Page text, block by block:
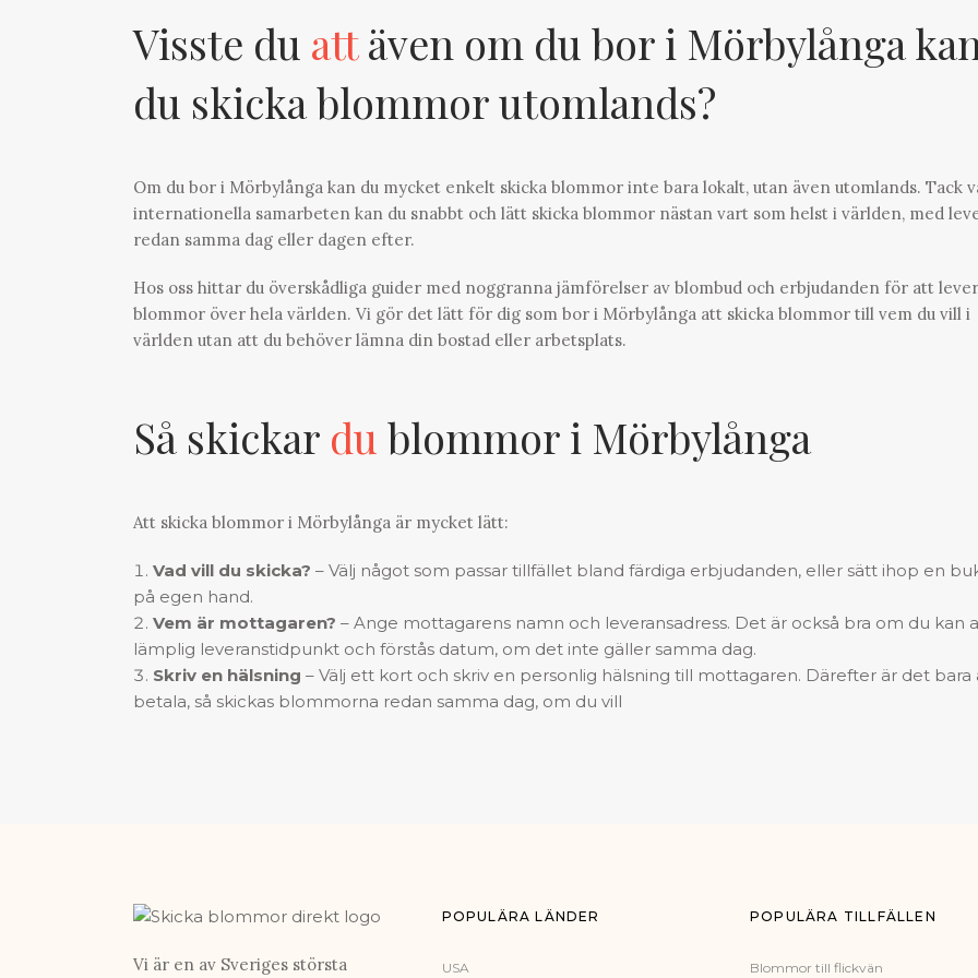
Visste du attäven om du bor i Mörbylånga
du skicka blommor utomlands?
Om du bor i Mörbylånga kan du mycket enkelt skicka blommor inte bara lokalt, utan även utomlands. Tack
internationella samarbeten kan du snabbt och lätt skicka blommor nästan vart som helst i världen, med
redan samma dag eller dagen efter.
Hos oss hittar du överskådliga guider med noggranna jämförelser av blombud och erbjudanden för att
blommor över hela världen. Vi gör det lätt för dig som bor i Mörbylånga att skicka blommor till vem du vill i
världen utan att du behöver lämna din bostad eller arbetsplats.
Så skickar dublommor i Mörbylånga
Att skicka blommor i Mörbylånga är mycket lätt:
Vad vill du skicka? – Välj något som passar tillfället bland färdiga erbjudanden, eller sätt ihop en
på egen hand.
Vem är mottagaren? – Ange mottagarens namn och leveransadress. Det är också bra om du kan
lämplig leveranstidpunkt och förstås datum, om det inte gäller samma dag.
Skriv en hälsning – Välj ett kort och skriv en personlig hälsning till mottagaren. Därefter är det bara
betala, så skickas blommorna redan samma dag, om du vill
Vi är en av Sveriges största
POPULÄRA LÄNDER
USA
POPULÄRA TILLFÄLLEN
Blommor till flickvän